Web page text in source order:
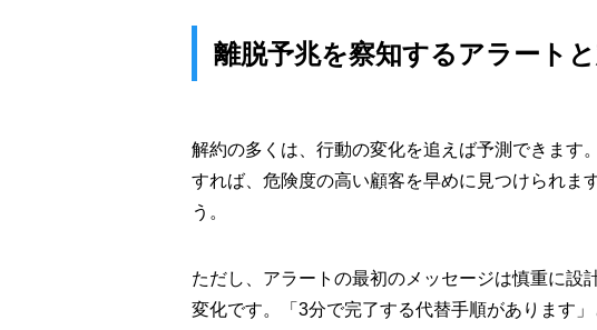
離脱予兆を察知するアラート
解約の多くは、行動の変化を追えば予測できます
すれば、危険度の高い顧客を早めに見つけられま
う。
ただし、アラートの最初のメッセージは慎重に設
変化です。「3分で完了する代替手順があります